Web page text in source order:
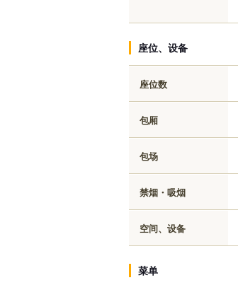
座位、设备
座位数
包厢
包场
禁烟・吸烟
空间、设备
菜单